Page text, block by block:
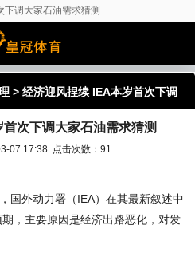
下调大家石油需求猜测
> 经济迎风捏续 IEA本岁首次下调
次下调大家石油需求猜测
07 17:38 点击次数：91
外动力署（IEA）在其最新叙述中
，主要原因是经济出路恶化，对发